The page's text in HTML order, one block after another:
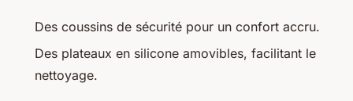
Des coussins de sécurité pour un confort accru.
Des plateaux en silicone amovibles, facilitant le
nettoyage.